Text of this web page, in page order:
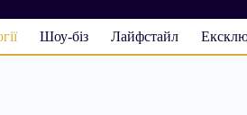
Шоу-біз Лайфстайл